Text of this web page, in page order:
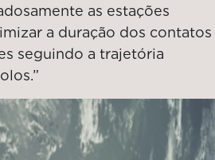
as estações
a duração dos contatos
seguindo a trajetória